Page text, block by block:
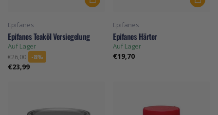
Epifanes
Epifanes Teaköl Versiegelung
Auf Lager
€26,00
-8%
€23,99
Epifanes
Epifanes Härter
Auf Lager
€19,70